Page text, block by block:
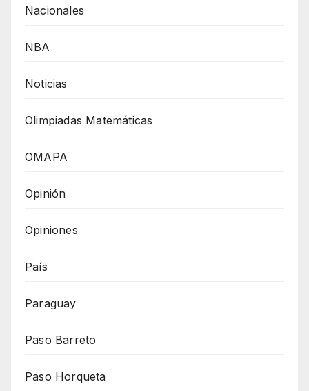
Nacionales
NBA
Noticias
Olimpiadas Matemáticas
OMAPA
Opinión
Opiniones
País
Paraguay
Paso Barreto
Paso Horqueta